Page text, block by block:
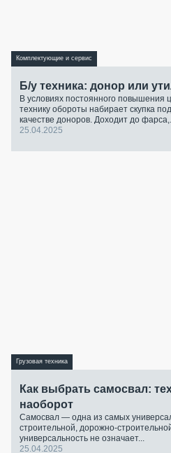
Комплектующие и сервис
Б/у техника: донор или
В условиях постоянного повышения
технику обороты набирает скупка
качестве доноров. Доходит до фарса,...
25.04.2025
Грузовая техника
Как выбрать самосвал:
наоборот
Самосвал — одна из самых
строительной, дорожно-
универсальность не означает...
25.04.2025